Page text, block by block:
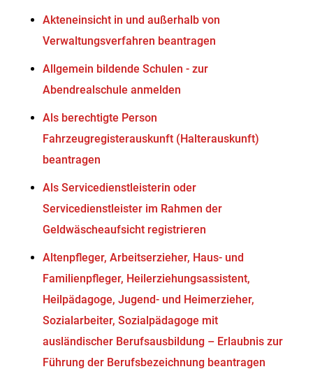
Akteneinsicht in und außerhalb von
Verwaltungsverfahren beantragen
Allgemein bildende Schulen - zur
Abendrealschule anmelden
Als berechtigte Person
Fahrzeugregisterauskunft (Halterauskunft)
beantragen
Als Servicedienstleisterin oder
Servicedienstleister im Rahmen der
Geldwäscheaufsicht registrieren
Altenpfleger, Arbeitserzieher, Haus- und
Familienpfleger, Heilerziehungsassistent,
Heilpädagoge, Jugend- und Heimerzieher,
Sozialarbeiter, Sozialpädagoge mit
ausländischer Berufsausbildung – Erlaubnis zur
Führung der Berufsbezeichnung beantragen